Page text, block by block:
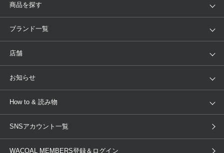
商品を探す
アイテム
トピックス
ブランド一覧
WACOAL
AMPHI une nana cool
OUR WACOAL
WACOAL Remamma
店舗
店舗を探す
ブラ無料診断
お知らせ
新着情報
商品回収
How to & 読み物
下着の基礎知識
SNSアカウント一覧
WACOAL MEMBERS登録＆ログイン